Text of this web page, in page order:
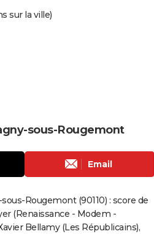
sur la ville)
sous-Rougemont
Email
Rougemont (90110) : score de
(Renaissance - Modem -
Bellamy (Les Républicains),